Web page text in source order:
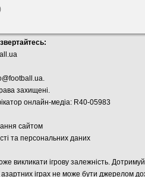
.
захищені.
онлайн-медіа: R40-05983
сайтом
та персональних даних
викликати ігрову залежність.
іграх не може бути джерелом